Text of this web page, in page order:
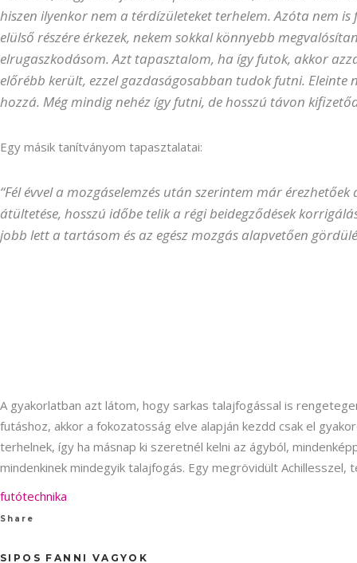
hiszen ilyenkor nem a térdízületeket terhelem. Azóta nem
elülső részére érkezek, nekem sokkal könnyebb
elrugaszkodásom. Azt tapasztalom, ha így futok, akkor
előrébb került, ezzel gazdaságosabban tudok futni.
hozzá. Még mindig nehéz így futni, de hosszú távon
Egy másik tanítványom tapasztalatai:
“Fél évvel a mozgáselemzés után szerintem már
átültetése, hosszú időbe telik a régi beidegződések
jobb lett a tartásom és az egész mozgás alapvetően
A gyakorlatban azt látom, hogy sarkas talajfogással is
futáshoz, akkor a fokozatosság elve alapján kezdd csak el
terhelnek, így ha másnap ki szeretnél kelni az ágyból,
mindenkinek mindegyik talajfogás. Egy megrövidült
futótechnika
Share
SIPOS FANNI VAGYOK